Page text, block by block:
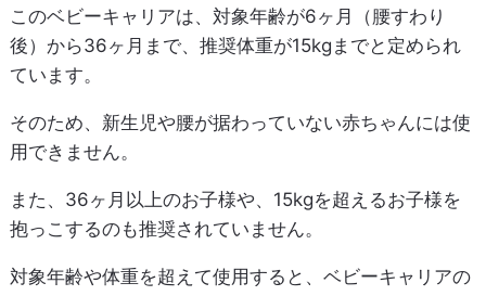
このベビーキャリアは、対象年齢が6ヶ月（腰すわり
後）から36ヶ月まで、推奨体重が15kgまでと定められ
ています。
そのため、新生児や腰が据わっていない赤ちゃんには使
用できません。
また、36ヶ月以上のお子様や、15kgを超えるお子様を
抱っこするのも推奨されていません。
対象年齢や体重を超えて使用すると、ベビーキャリアの